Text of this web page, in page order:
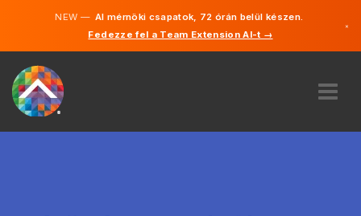
NEW —AI mérnöki csapatok, 72 órán belül készen.
Fedezze fel a Team Extension AI-t →
×